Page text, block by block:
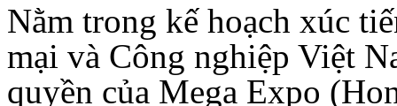
Nằm trong kế hoạch xúc
mại và Công nghiệp Việt
quyền của Mega Expo